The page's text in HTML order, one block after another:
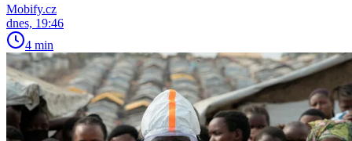
Mobify.cz
dnes, 19:46
4 min